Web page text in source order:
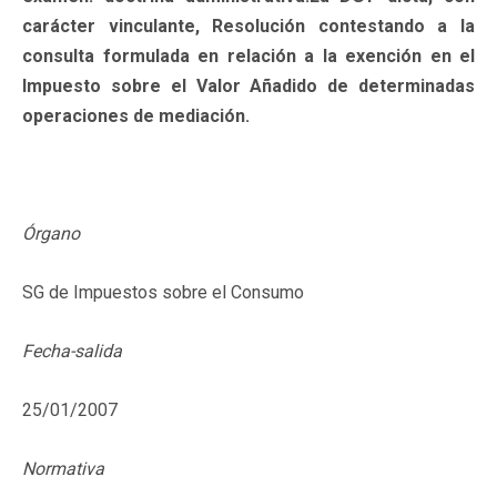
carácter vinculante, Resolución contestando a la
consulta formulada en relación a la exención en el
Impuesto sobre el Valor Añadido de determinadas
operaciones de mediación.
Órgano
SG de Impuestos sobre el Consumo
Fecha-salida
25/01/2007
Normativa